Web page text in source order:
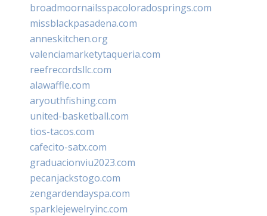
broadmoornailsspacoloradosprings.com
missblackpasadena.com
anneskitchen.org
valenciamarketytaqueria.com
reefrecordsllc.com
alawaffle.com
aryouthfishing.com
united-basketball.com
tios-tacos.com
cafecito-satx.com
graduacionviu2023.com
pecanjackstogo.com
zengardendayspa.com
sparklejewelryinc.com